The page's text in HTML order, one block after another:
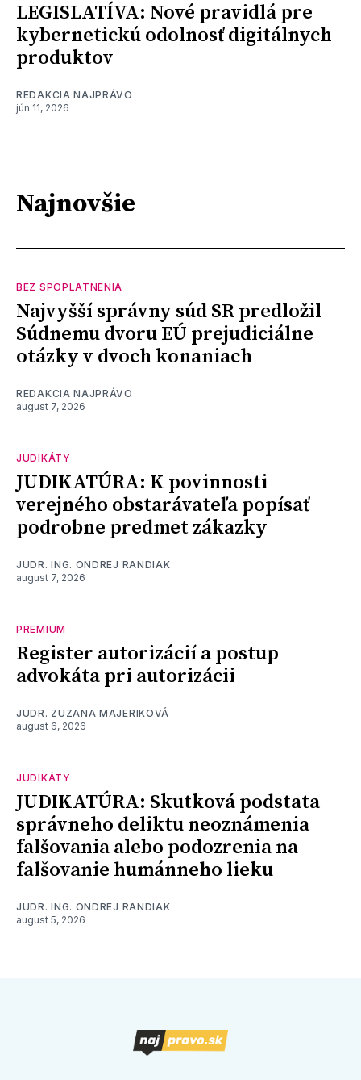
LEGISLATÍVA: Nové pravidlá pre
kybernetickú odolnosť digitálnych
produktov
REDAKCIA NAJPRÁVO
jún 11, 2026
Najnovšie
BEZ SPOPLATNENIA
Najvyšší správny súd SR predložil
Súdnemu dvoru EÚ prejudiciálne
otázky v dvoch konaniach
REDAKCIA NAJPRÁVO
august 7, 2026
JUDIKÁTY
JUDIKATÚRA: K povinnosti
verejného obstarávateľa popísať
podrobne predmet zákazky
JUDR. ING. ONDREJ RANDIAK
august 7, 2026
PREMIUM
Register autorizácií a postup
advokáta pri autorizácii
JUDR. ZUZANA MAJERIKOVÁ
august 6, 2026
JUDIKÁTY
JUDIKATÚRA: Skutková podstata
správneho deliktu neoznámenia
falšovania alebo podozrenia na
falšovanie humánneho lieku
JUDR. ING. ONDREJ RANDIAK
august 5, 2026